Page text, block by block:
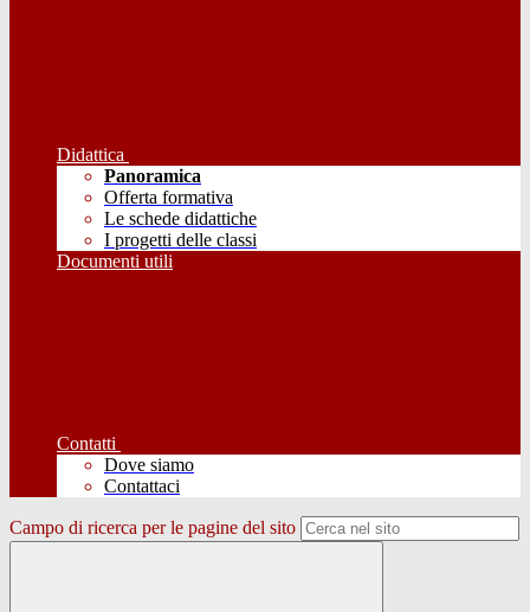
Didattica
Panoramica
Offerta formativa
Le schede didattiche
I progetti delle classi
Documenti utili
Contatti
Dove siamo
Contattaci
Campo di ricerca per le pagine del sito